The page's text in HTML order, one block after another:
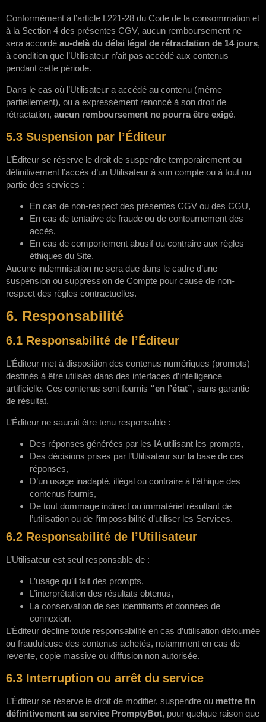
Conformément à l’article L221-28 du Code de la consommation et
à la Section 4 des présentes CGV, aucun remboursement ne
sera accordé au-delà du délai légal de rétractation de 14 jours,
à condition que l’Utilisateur n’ait pas accédé aux contenus
pendant cette période.
Dans le cas où l’Utilisateur a accédé au contenu (même
partiellement), ou a expressément renoncé à son droit de
rétractation, aucun remboursement ne pourra être exigé.
5.3 Suspension par l’Éditeur
L’Éditeur se réserve le droit de suspendre temporairement ou
définitivement l’accès d’un Utilisateur à son compte ou à tout ou
partie des services :
En cas de non-respect des présentes CGV ou des CGU,
En cas de tentative de fraude ou de contournement des
accès,
En cas de comportement abusif ou contraire aux règles
éthiques du Site.
Aucune indemnisation ne sera due dans le cadre d’une
suspension ou suppression de Compte pour cause de non-
respect des règles contractuelles.
6. Responsabilité
6.1 Responsabilité de l’Éditeur
L’Éditeur met à disposition des contenus numériques (prompts)
destinés à être utilisés dans des interfaces d’intelligence
artificielle. Ces contenus sont fournis “en l’état”, sans garantie
de résultat.
L’Éditeur ne saurait être tenu responsable :
Des réponses générées par les IA utilisant les prompts,
Des décisions prises par l’Utilisateur sur la base de ces
réponses,
D’un usage inadapté, illégal ou contraire à l’éthique des
contenus fournis,
De tout dommage indirect ou immatériel résultant de
l’utilisation ou de l’impossibilité d’utiliser les Services.
6.2 Responsabilité de l’Utilisateur
L’Utilisateur est seul responsable de :
L’usage qu’il fait des prompts,
L’interprétation des résultats obtenus,
La conservation de ses identifiants et données de
connexion.
L’Éditeur décline toute responsabilité en cas d’utilisation détournée
ou frauduleuse des contenus achetés, notamment en cas de
revente, copie massive ou diffusion non autorisée.
6.3 Interruption ou arrêt du service
L’Éditeur se réserve le droit de modifier, suspendre ou mettre fin
définitivement au service PromptyBot, pour quelque raison que